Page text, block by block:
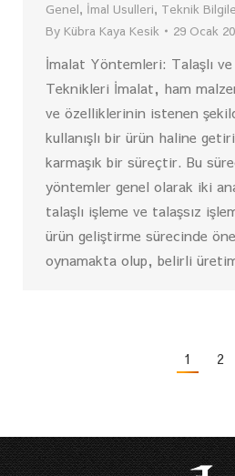
Genel, İmal Usulleri, Teknik
By Kübra Kaya Kesik 29 Ocak
İmalat Yöntemleri: Talaşlı ve
Teknikleri İmalat, ham
ve özelliklerinin istenen
kullanışlı bir ürün haline
karmaşık bir süreçtir. Bu
yöntemler genel olarak iki
talaşlı işleme ve talaşsız
ürün geliştirme sürecinde
oynamakta olup, belirli
1 2